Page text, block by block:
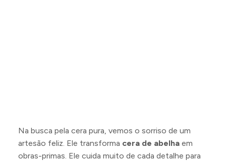
Na busca pela cera pura, vemos o sorriso de um
artesão feliz. Ele transforma cera de abelha em
obras-primas. Ele cuida muito de cada detalhe para